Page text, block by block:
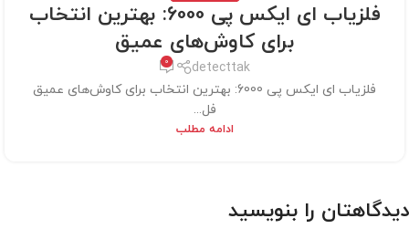
فلزیاب ای ایکس پی 6000: بهترین انتخاب
برای کاوش‌های عمیق
detecttak
0
فلزیاب ای ایکس پی 6000: بهترین انتخاب برای کاوش‌های عمیق
فل...
ادامه مطلب
دیدگاهتان را بنویسید